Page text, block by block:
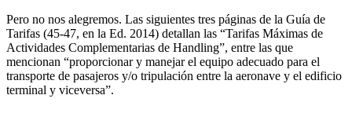
Pero no nos alegremos. Las siguientes tres páginas de la Guía de
Tarifas (45-47, en la Ed. 2014) detallan las “Tarifas Máximas de
Actividades Complementarias de Handling”, entre las que
mencionan “proporcionar y manejar el equipo adecuado para el
transporte de pasajeros y/o tripulación entre la aeronave y el edificio
terminal y viceversa”.